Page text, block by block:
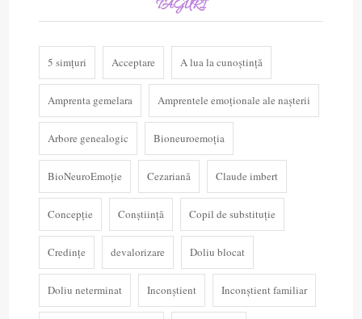
TAGURI
5 simțuri Acceptare A lua la cunoștință
Amprenta gemelara Amprentele emoționale ale nașterii
Arbore genealogic Bioneuroemoția
BioNeuroEmoție Cezariană Claude imbert
Concepție Conștiință Copil de substituție
Credințe devalorizare Doliu blocat
Doliu neterminat Inconștient Inconștient familiar